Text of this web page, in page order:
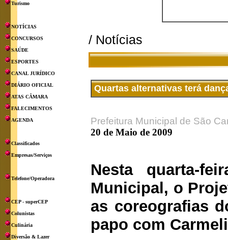
Turismo
NOTÍCIAS
CONCURSOS
SAÚDE
ESPORTES
CANAL JURÍDICO
DIÁRIO OFICIAL
ATAS CÂMARA
FALECIMENTOS
AGENDA
Classificados
Empresas/Serviços
Telefone/Operadora
CEP - superCEP
Colunistas
Culinária
Diversão & Lazer
/ Notícias
Quartas alternativas terá
Prefeitura Municipal de São
20 de Maio de 2009
Nesta quarta-
Municipal, o
as coreografias
papo com